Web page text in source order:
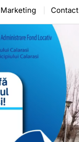
Marketing Contact